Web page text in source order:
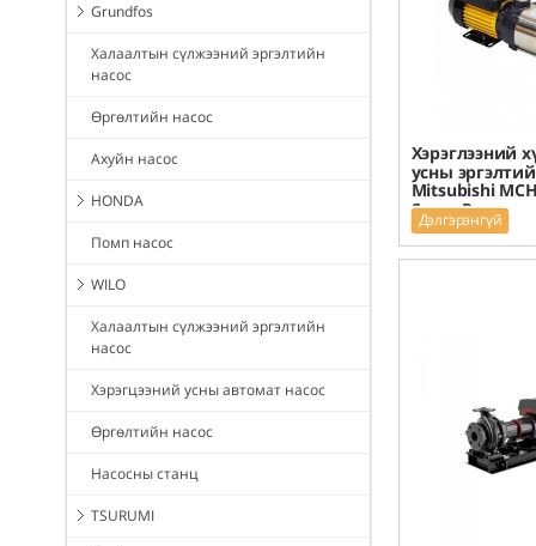
Grundfos
Халаалтын сүлжээний эргэлтийн
насос
Өргөлтийн насос
Ахуйн насос
HONDA
Помп насос
WILO
Халаалтын сүлжээний эргэлтийн
насос
Хэрэгцээний усны автомат насос
Өргөлтийн насос
Насосны станц
TSURUMI
Хэрэглээний
усны
Mitsubishi
Super Pump
Дэлгэрэнгүй